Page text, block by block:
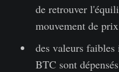
de retrouver
mouvement de
des valeurs
BTC sont